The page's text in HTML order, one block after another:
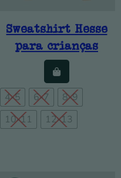
multiple variants. The
Sweatshirt Hesse
para crianças
4-5 6-7
8-9
10-11
12-13